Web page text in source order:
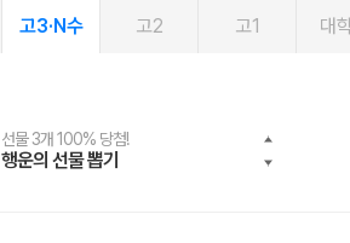
고3·N수 고2 고1 대
선물 3개 100% 당첨!
행운의 선물 뽑기
선물 100% 증정!
메가스터디 X 올리브
여름방학 스터디 캐시백
메가런 썸머스쿨
2027 러셀 단과
강사 공개선발
스마트러닝앱
설문 EVENT
메가패스
3일 무료 체험권
메가패스 수강생 무료혜택!
메가클럽 멤버십
사회공헌 캠페인
희망이룸 메가나눔